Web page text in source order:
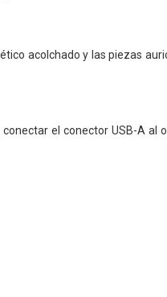
acolchado y las piezas
el conector USB-A